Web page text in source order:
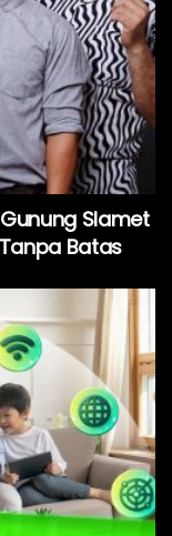
Slamet
Batas